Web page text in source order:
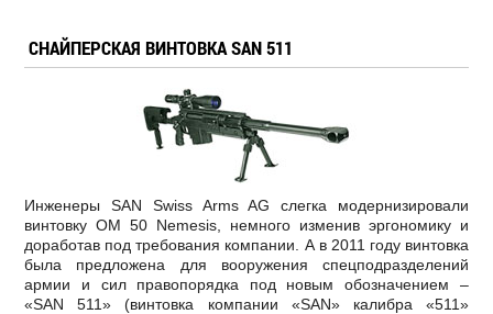
СНАЙПЕРСКАЯ ВИНТОВКА SAN 511
Инженеры SAN Swiss Arms AG слегка модернизировали
винтовку OM 50 Nemesis, немного изменив эргономику и
доработав под требования компании. А в 2011 году винтовка
была предложена для вооружения спецподразделений
армии и сил правопорядка под новым обозначением –
«SAN 511» (винтовка компании «SAN» калибра «511»